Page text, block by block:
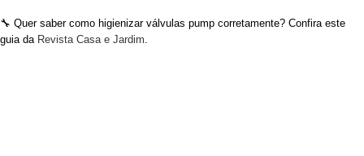
🔧 Quer saber como higienizar válvulas pump corretamente? Confira este
guia da Revista Casa e Jardim.